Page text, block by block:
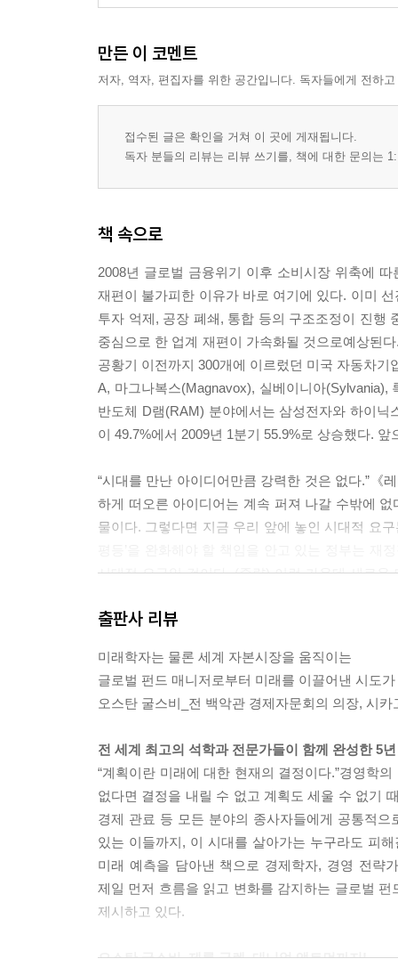
재정 한계로 삐걱거리는 자본주의
턱없이 부족한 복지예산과 대안
2. ‘정글 자본주의’의 대안, 사회적 기업
세상을 더 살기 좋은 곳으로 만드는 사회적 기업의
3. 자본주의의 새로운 실험, 사회적 투자
더 나은 내일을 만드는 사회적 투자
세계가 주목하는 사회적 투자
더 많은 성장이 가능한 사회적 투자
4. 사지 말고 나누자, 공유경제의 확산
소유 경제에서 공유 경제로, 가치의 전환
공유 경제를 실현하는 사람들
공유 도시로 새롭게 태어나는 서울
제4장. 재편되는 글로벌 경제 권력
1. 흔들리는 경제대국, 미국의 위기
2. 일어나는 거인, 소비대국 중국
여전한 기회의 땅, 중국
세계 최고의 구매력을 자랑하는 중국의 소비 황금
거인을 무너뜨릴 위험 요소
경제 부활을 노리는 아베의 승부수
일본의 재기를 가로막는 거대 장벽들
곱지 않은 시선으로 일본을 바라보는 세계
4. 경제 권력의 축에서 멀어진 황혼의 유럽
재정위기 확산과 동맹 해체의 가능성으로 절망하
마이너스 성장을 벗어난 유럽으로 몰려드는 투자
도미노처럼 연결된 유럽과 아시아의 미래
5. 고난의 행군을 계속할 글로벌 경제
만든 이 코멘트
저자, 역자, 편집자를 위한 공간입니다. 독자들에게 전하
접수된 글은 확인을 거쳐 이 곳에 게재됩니다.
독자 분들의 리뷰는 리뷰 쓰기를, 책에 대한 문의는
책 속으로
2008년 글로벌 금융위기 이후 소비시장 위축에
재편이 불가피한 이유가 바로 여기에 있다. 이미
투자 억제, 공장 폐쇄, 통합 등의 구조조정이 진행
중심으로 한 업계 재편이 가속화될 것으로예상된
공황기 이전까지 300개에 이르렀던 미국 자동차
A, 마그나복스(Magnavox), 실베이니아(Sylvania),
반도체 D램(RAM) 분야에서는 삼성전자와 하이
이 49.7%에서 2009년 1분기 55.9%로 상승했다.
“시대를 만난 아이디어만큼 강력한 것은 없다.”《
하게 떠오른 아이디어는 계속 퍼져 나갈 수밖에
물이다. 그렇다면 지금 우리 앞에 놓인 시대적 요
시대적 요구일 것이다. (중략) 이런 가운데 새로운
의 목적으로 삼는 일반적인 자본주의적 기업일 뿐
로 바꾸는 변화가 이들의 목적이다. 물론 사회적
액을 더 늘리기 위함일 뿐이지 이윤 추구 자체가
부작용은 바로잡으려고 한다. --- p.157
‘풍요의 시대’가 가고 ‘저성장 고부채 시대’가 도
아지고 있다. 공유 경제는 ‘정글 자본주의’에서
인 것은 2008년 하버드 대학교 법학과 교수인 로
조’라는 의미로 사용하면서부터다. 공유 경제 분
제에 대해 “한편으로는 개인과 개인이 온라인상
친환경적이고 지속 가능한 제품을 생산할 것인가,
--- 본문 중에서
출판사 리뷰
미래학자는 물론 세계 자본시장을 움직이는
글로벌 펀드 매니저로부터 미래를 이끌어낸 시도가
오스탄 굴스비_전 백악관 경제자문회의 의장, 시
전 세계 최고의 석학과 전문가들이 함께 완성한 5
“계획이란 미래에 대한 현재의 결정이다.”경영학
없다면 결정을 내릴 수 없고 계획도 세울 수 없기
경제 관료 등 모든 분야의 종사자들에게 공통적
있는 이들까지, 이 시대를 살아가는 누구라도 피
미래 예측을 담아낸 책으로 경제학자, 경영 전략
제일 먼저 흐름을 읽고 변화를 감지하는 글로벌
제시하고 있다.
오스탄 굴스비, 제롬 글렌, 대니얼 앨트먼까지!